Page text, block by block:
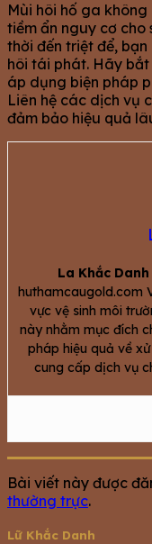
Mùi hôi hố ga không
tiềm ẩn nguy cơ cho
thời đến triệt để,
hôi tái phát. Hãy
áp dụng biện pháp
Liên hệ các dịch vụ
đảm bảo hiệu quả
La Khắc Danh
huthamcaugold.com
vực vệ sinh môi
này nhằm mục đích
pháp hiệu quả về
cung cấp dịch vụ
Bài viết này được
thường trực.
Lữ Khắc Danh